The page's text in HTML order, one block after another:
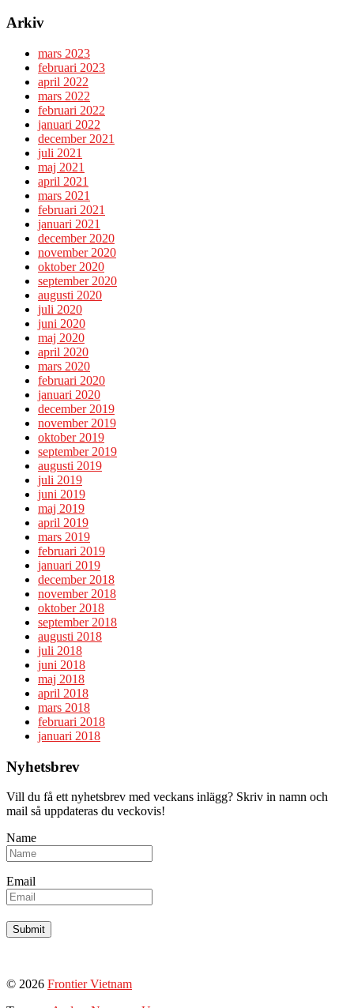
Arkiv
mars 2023
februari 2023
april 2022
mars 2022
februari 2022
januari 2022
december 2021
juli 2021
maj 2021
april 2021
mars 2021
februari 2021
januari 2021
december 2020
november 2020
oktober 2020
september 2020
augusti 2020
juli 2020
juni 2020
maj 2020
april 2020
mars 2020
februari 2020
januari 2020
december 2019
november 2019
oktober 2019
september 2019
augusti 2019
juli 2019
juni 2019
maj 2019
april 2019
mars 2019
februari 2019
januari 2019
december 2018
november 2018
oktober 2018
september 2018
augusti 2018
juli 2018
juni 2018
maj 2018
april 2018
mars 2018
februari 2018
januari 2018
Nyhetsbrev
Vill du få ett nyhetsbrev med veckans inlägg? Skriv in namn och
mail så uppdateras du veckovis!
Name
Email
© 2026 Frontier Vietnam